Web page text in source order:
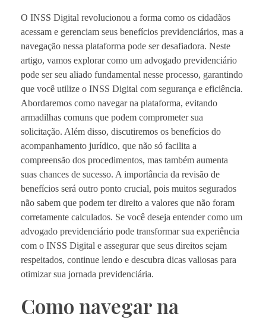
O INSS Digital revolucionou a forma como os cidadãos
acessam e gerenciam seus benefícios previdenciários, mas a
navegação nessa plataforma pode ser desafiadora. Neste
artigo, vamos explorar como um advogado previdenciário
pode ser seu aliado fundamental nesse processo, garantindo
que você utilize o INSS Digital com segurança e eficiência.
Abordaremos como navegar na plataforma, evitando
armadilhas comuns que podem comprometer sua
solicitação. Além disso, discutiremos os benefícios do
acompanhamento jurídico, que não só facilita a
compreensão dos procedimentos, mas também aumenta
suas chances de sucesso. A importância da revisão de
benefícios será outro ponto crucial, pois muitos segurados
não sabem que podem ter direito a valores que não foram
corretamente calculados. Se você deseja entender como um
advogado previdenciário pode transformar sua experiência
com o INSS Digital e assegurar que seus direitos sejam
respeitados, continue lendo e descubra dicas valiosas para
otimizar sua jornada previdenciária.
Como navegar na